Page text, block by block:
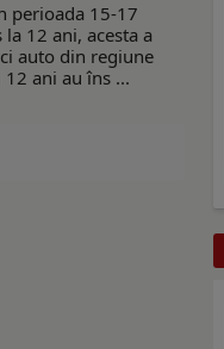
perioada 15-17
12 ani, acesta a
auto din regiune
ani au îns ...